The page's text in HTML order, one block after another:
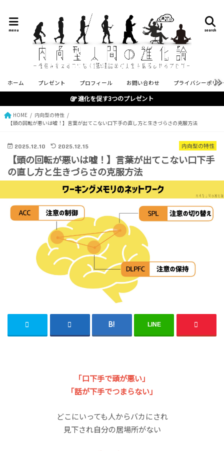
search
menu
ホーム プレゼント プロフィール お問い合わせ プライバシーポリ
進化を促す3つのプレゼント
HOME
内向型の特性
【頭の回転が悪いは嘘！】言葉が出てこない口下手の直し方と生きづらさの克服方法
内向型の特性
2025.12.10 2025.12.15
【頭の回転が悪いは嘘！】言葉が出てこない口下手
の直し方と生きづらさの克服方法
LINE
｢口下手で頭が悪い｣
｢話が下手でつまらない｣
どこにいっても人からバカにされ
見下され自分の居場所がない